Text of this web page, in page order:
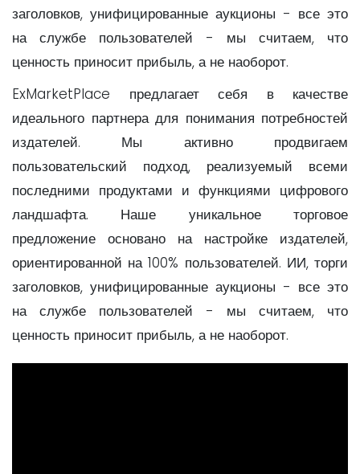
заголовков, унифицированные аукционы - все это
на службе пользователей - мы считаем, что
ценность приносит прибыль, а не наоборот.
ExMarketPlace предлагает себя в качестве
идеального партнера для понимания потребностей
издателей. Мы активно продвигаем
пользовательский подход, реализуемый всеми
последними продуктами и функциями цифрового
ландшафта. Наше уникальное торговое
предложение основано на настройке издателей,
ориентированной на 100% пользователей. ИИ, торги
заголовков, унифицированные аукционы - все это
на службе пользователей - мы считаем, что
ценность приносит прибыль, а не наоборот.